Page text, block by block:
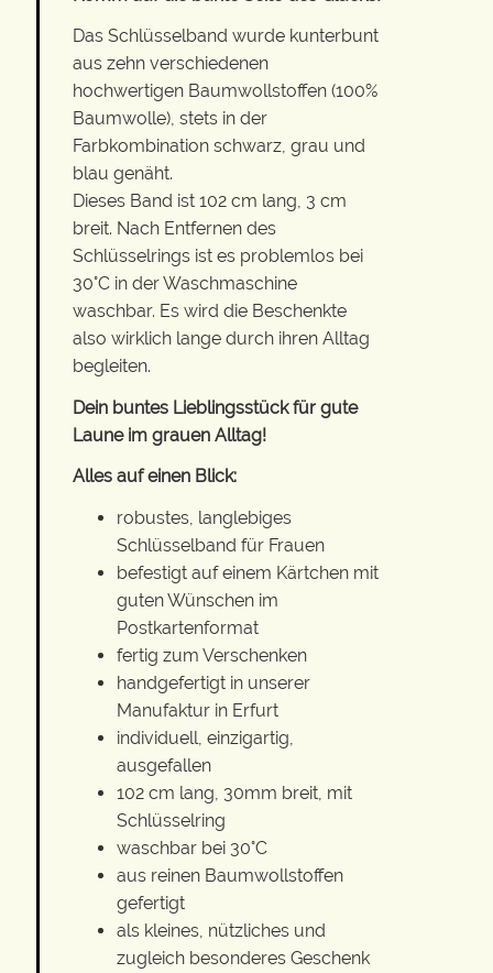
Das Schlüsselband wurde kunterbunt
aus zehn verschiedenen
hochwertigen Baumwollstoffen (100%
Baumwolle), stets in der
Farbkombination schwarz, grau und
blau genäht.
Dieses Band ist 102 cm lang, 3 cm
breit. Nach Entfernen des
Schlüsselrings ist es problemlos bei
30°C in der Waschmaschine
waschbar. Es wird die Beschenkte
also wirklich lange durch ihren Alltag
begleiten.
Dein buntes Lieblingsstück für gute
Laune im grauen Alltag!
Alles auf einen Blick:
robustes, langlebiges
Schlüsselband für Frauen
befestigt auf einem Kärtchen mit
guten Wünschen im
Postkartenformat
fertig zum Verschenken
handgefertigt in unserer
Manufaktur in Erfurt
individuell, einzigartig,
ausgefallen
102 cm lang, 30mm breit, mit
Schlüsselring
waschbar bei 30°C
aus reinen Baumwollstoffen
gefertigt
als kleines, nützliches und
zugleich besonderes Geschenk